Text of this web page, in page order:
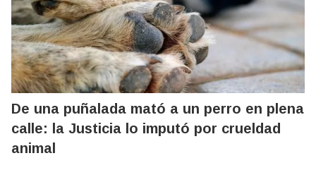
De una puñalada mató a un perro en plena
calle: la Justicia lo imputó por crueldad
animal